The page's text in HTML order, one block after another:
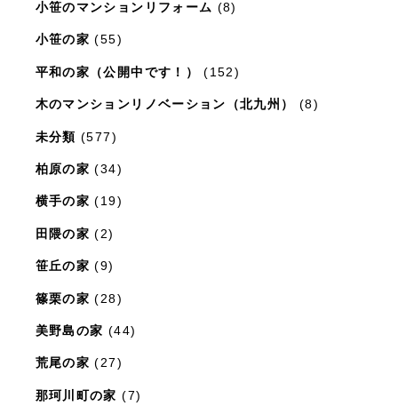
小笹のマンションリフォーム (8)
小笹の家 (55)
平和の家（公開中です！） (152)
木のマンションリノベーション（北九州） (8)
未分類 (577)
柏原の家 (34)
横手の家 (19)
田隈の家 (2)
笹丘の家 (9)
篠栗の家 (28)
美野島の家 (44)
荒尾の家 (27)
那珂川町の家 (7)